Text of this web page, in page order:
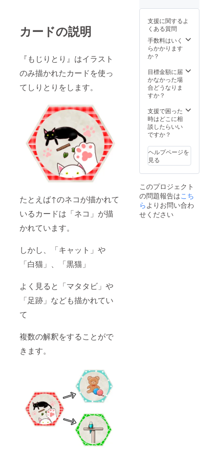
カードの説明
『もじりとり』はイラスト
のみ描かれたカードを使っ
てしりとりをします。
たとえば↑のネコが描かれて
いるカードは「ネコ」が描
かれています。
しかし、「キャット」や
「白猫」、「黒猫」
よく見ると「マタタビ」や
「足跡」なども描かれてい
て
複数の解釈をすることがで
きます。
枚） 説
支援に関するよ
くある質問
手数料はいく
らかかります
か？
目標金額に届
かなかった場
合どうなりま
すか？
支援で困った
時はどこに相
談したらいい
ですか？
ヘルプページを
見る
このプロジェクト
の問題報告はこち
ら よりお問い合わ
せください